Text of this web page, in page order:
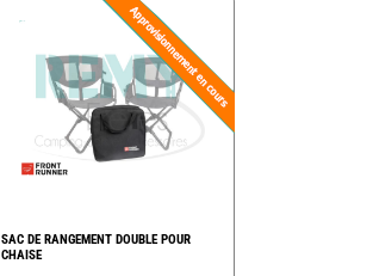
SAC DE RANGEMENT DOUBLE POUR
CHAISE